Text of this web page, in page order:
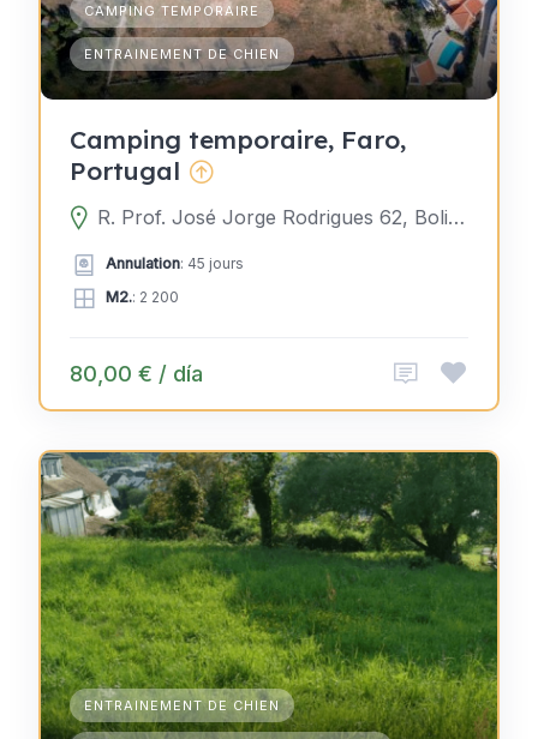
CAMPING TEMPORAIRE
ENTRAINEMENT DE CHIEN
Camping temporaire, Faro,
Portugal
R. Prof. José Jorge Rodrigues 62, Boliqueime, Faro, Portugal
Annulation: 45 jours
M2.: 2 200
80,00 € / día
ENTRAINEMENT DE CHIEN